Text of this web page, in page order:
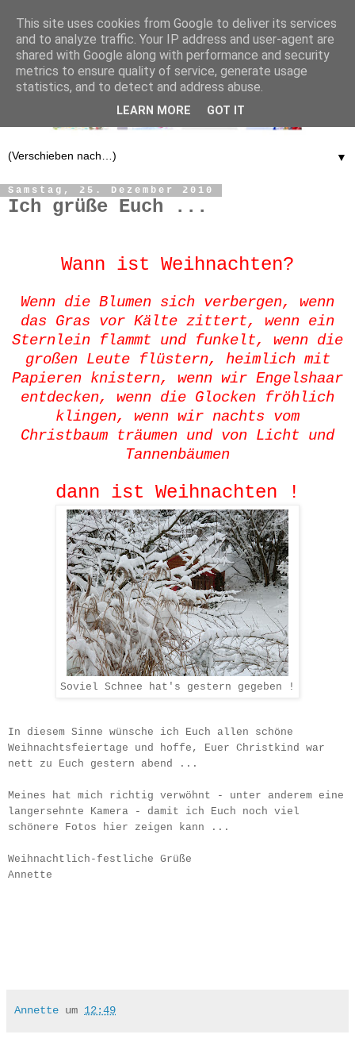
▼
Samstag, 25. Dezember 2010
Ich grüße Euch ...
Wann ist Weihnachten?
Wenn die Blumen sich verbergen, wenn
das Gras vor Kälte zittert, wenn ein
Sternlein flammt und funkelt, wenn die
großen Leute flüstern, heimlich mit
Papieren knistern, wenn wir Engelshaar
entdecken, wenn die Glocken fröhlich
klingen, wenn wir nachts vom
Christbaum träumen und von Licht und
Tannenbäumen
dann ist Weihnachten !
Soviel Schnee hat's gestern gegeben !
In diesem Sinne wünsche ich Euch allen schöne
Weihnachtsfeiertage und hoffe, Euer Christkind war
nett zu Euch gestern abend ...
Meines hat mich richtig verwöhnt - unter anderem eine
langersehnte Kamera - damit ich Euch noch viel
schönere Fotos hier zeigen kann ...
Weihnachtlich-festliche Grüße
Annette
Annette um 12:49
This site uses cookies from Google to deliver its services
and to analyze traffic. Your IP address and user-agent are
shared with Google along with performance and security
metrics to ensure quality of service, generate usage
statistics, and to detect and address abuse.
LEARN MORE GOT IT